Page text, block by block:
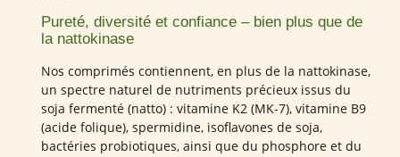
Pureté, diversité et confiance – bien plus que de
la nattokinase
Nos comprimés contiennent, en plus de la nattokinase,
un spectre naturel de nutriments précieux issus du
soja fermenté (natto) : vitamine K2 (MK-7), vitamine B9
(acide folique), spermidine, isoflavones de soja,
bactéries probiotiques, ainsi que du phosphore et du